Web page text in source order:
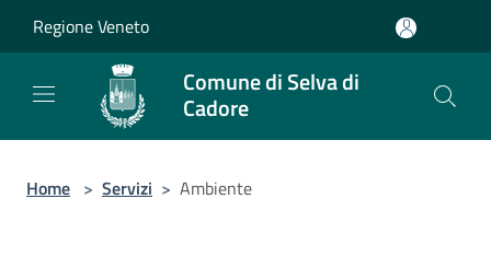
Regione Veneto
Comune di Selva di
Cadore
Home > Servizi > Ambiente